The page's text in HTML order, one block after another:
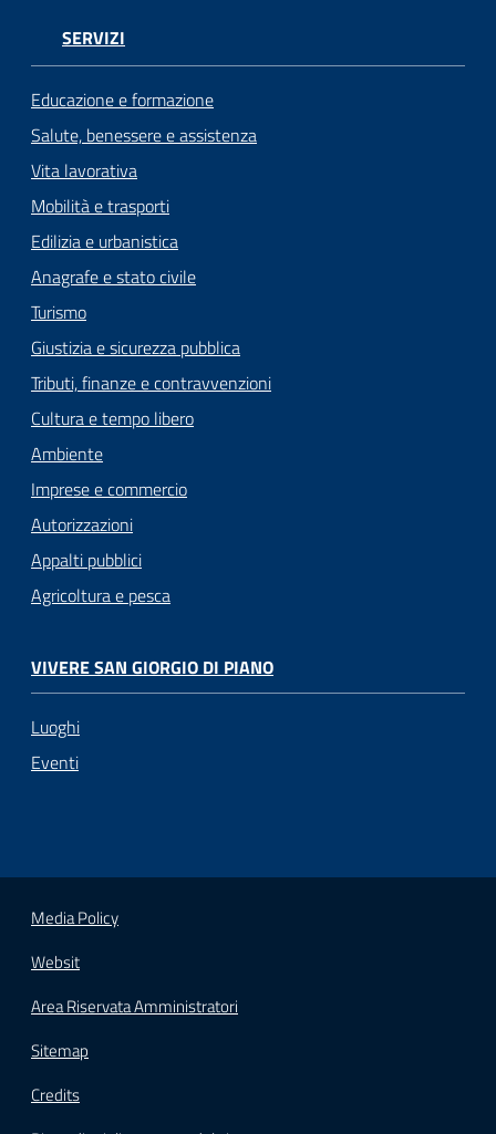
SERVIZI
Educazione e formazione
Salute, benessere e assistenza
Vita lavorativa
Mobilità e trasporti
Edilizia e urbanistica
Anagrafe e stato civile
Turismo
Giustizia e sicurezza pubblica
Tributi, finanze e contravvenzioni
Cultura e tempo libero
Ambiente
Imprese e commercio
Autorizzazioni
Appalti pubblici
Agricoltura e pesca
VIVERE SAN GIORGIO DI PIANO
Luoghi
Eventi
Media Policy
Websit
Area Riservata Amministratori
Sitemap
Credits